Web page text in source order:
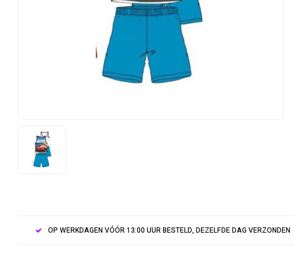
OP WERKDAGEN VÓÓR 13:00 UUR BESTELD, DEZELFDE DAG VERZONDEN